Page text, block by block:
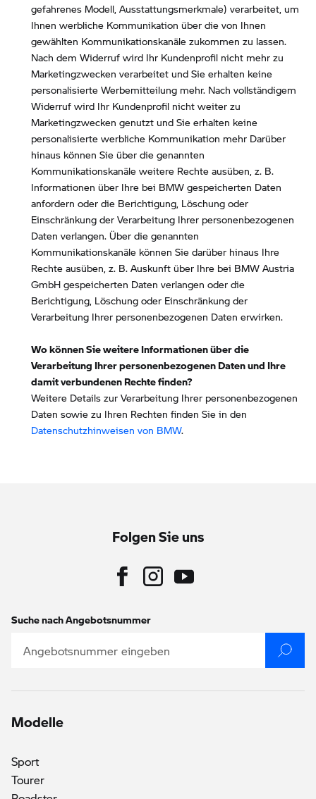
gefahrenes Modell, Ausstattungsmerkmale) verarbeitet, um
Ihnen werbliche Kommunikation über die von Ihnen
gewählten Kommunikationskanäle zukommen zu lassen.
Nach dem Widerruf wird Ihr Kundenprofil nicht mehr zu
Marketingzwecken verarbeitet und Sie erhalten keine
personalisierte Werbemitteilung mehr. Nach vollständigem
Widerruf wird Ihr Kundenprofil nicht weiter zu
Marketingzwecken genutzt und Sie erhalten keine
personalisierte werbliche Kommunikation mehr Darüber
hinaus können Sie über die genannten
Kommunikationskanäle weitere Rechte ausüben, z. B.
Informationen über Ihre bei BMW gespeicherten Daten
anfordern oder die Berichtigung, Löschung oder
Einschränkung der Verarbeitung Ihrer personenbezogenen
Daten verlangen. Über die genannten
Kommunikationskanäle können Sie darüber hinaus Ihre
Rechte ausüben, z. B. Auskunft über Ihre bei BMW Austria
GmbH gespeicherten Daten verlangen oder die
Berichtigung, Löschung oder Einschränkung der
Verarbeitung Ihrer personenbezogenen Daten erwirken.
Wo können Sie weitere Informationen über die
Verarbeitung Ihrer personenbezogenen Daten und Ihre
damit verbundenen Rechte finden?
Weitere Details zur Verarbeitung Ihrer personenbezogenen
Daten sowie zu Ihren Rechten finden Sie in den
Datenschutzhinweisen von BMW.
Folgen Sie uns
Suche nach Angebotsnummer
Modelle
Sport
Tourer